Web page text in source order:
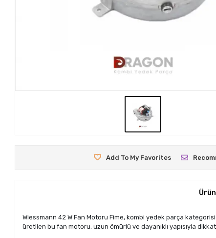
Add To My Favorites
Wiessmann 42 W Fan Motoru Fime, kombi yedek parça
üretilen bu fan motoru, uzun ömürlü ve dayanıklı yapısıyla